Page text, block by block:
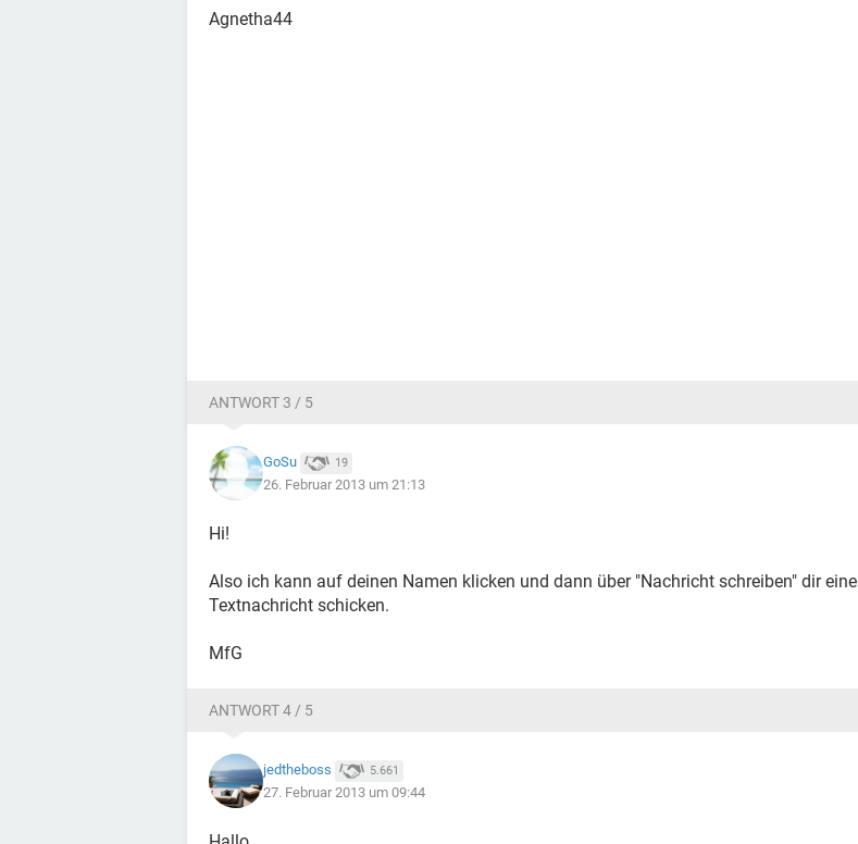
Agnetha44
ANTWORT 3 / 5
GoSu 19
26. Februar 2013 um 21:13
Hi!
Also ich kann auf deinen Namen klicken und dann über "Nachricht schreiben" dir eine
Textnachricht schicken.
MfG
ANTWORT 4 / 5
jedtheboss 5.661
27. Februar 2013 um 09:44